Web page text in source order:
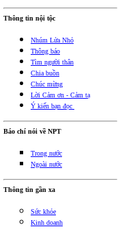
Thông tin nội tộc
Nhúm Lửa Nhỏ
Thông báo
Tìm người thân
Chia buồn
Chúc mừng
Lời Cảm ơn - Cảm tạ
Ý kiến bạn đọc
Báo chí nói về NPT
Trong nước
Ngoài nước
Thông tin gần xa
Sức khỏe
Kinh doanh